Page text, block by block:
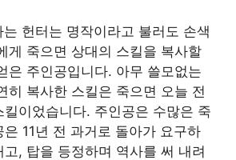
헌터는 명작이라고 불러도 손색
게 죽으면 상대의 스킬을 복사할
은 주인공입니다. 아무 쓸모없는
히 복사한 스킬은 죽으면 오늘 전
킬이었습니다. 주인공은 수많은 죽
11년 전 과거로 돌아가 요구하
, 탑을 등정하며 역사를 써 내려